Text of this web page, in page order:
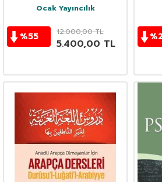
Ocak Yayıncılık
%55 12.000,00TL
5.400,00 TL
%